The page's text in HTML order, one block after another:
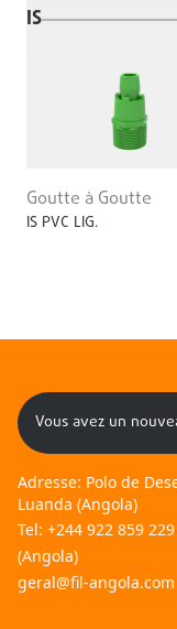
IS
Goutte à Goutte
IS PVC LIG.
Vous avez un
Adresse: Polo de
Luanda (Angola)
Tel: +244 922 859
(Angola)
geral@fil-angola.com